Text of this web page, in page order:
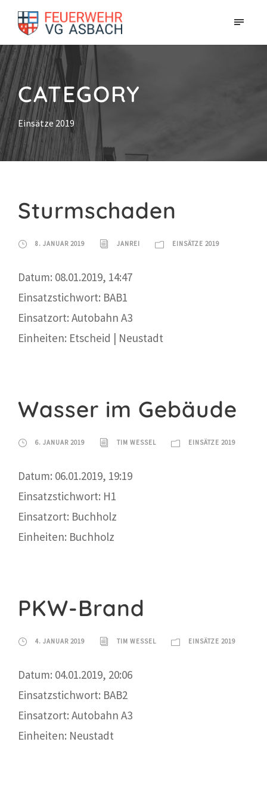
CATEGORY
Einsätze 2019
Sturmschaden
8. JANUAR 2019 JANREI EINSÄTZE 2019
Datum: 08.01.2019, 14:47
Einsatzstichwort: BAB1
Einsatzort: Autobahn A3
Einheiten: Etscheid | Neustadt
Wasser im Gebäude
6. JANUAR 2019 TIM WESSEL EINSÄTZE 2019
Datum: 06.01.2019, 19:19
Einsatzstichwort: H1
Einsatzort: Buchholz
Einheiten: Buchholz
PKW-Brand
4. JANUAR 2019 TIM WESSEL EINSÄTZE 2019
Datum: 04.01.2019, 20:06
Einsatzstichwort: BAB2
Einsatzort: Autobahn A3
Einheiten: Neustadt